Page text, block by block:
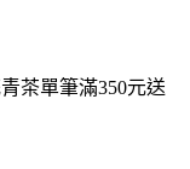
茶單筆滿350元送